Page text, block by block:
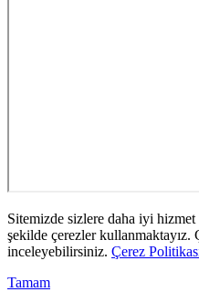
Sitemizde sizlere daha iyi
şekilde çerezler kullanmaktayız.
inceleyebilirsiniz. Çerez
Tamam